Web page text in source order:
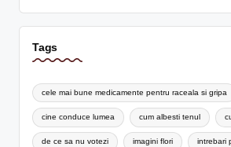
Tags
cele mai bune medicamente pentru raceala si gripa
cine conduce lumea cum albesti tenul
de ce sa nu votezi imagini flori intrebari